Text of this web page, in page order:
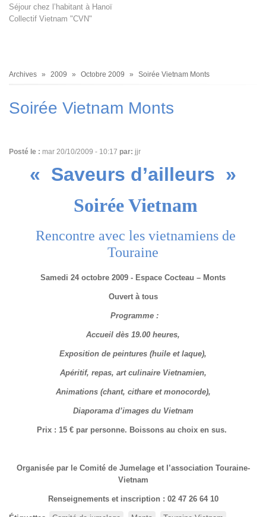
Séjour chez l’habitant à Hanoï
Collectif Vietnam "CVN"
Fil
Archives 2009 Octobre 2009 Soirée Vietnam Monts
Soirée Vietnam Monts
Posté le : mar 20/10/2009 - 10:17 par: jjr
« Saveurs d’ailleurs »
Soirée Vietnam
Rencontre avec les vietnamiens de
Touraine
Samedi 24 octobre 2009 - Espace Cocteau – Monts
Ouvert à tous
Programme :
Accueil dès 19.00 heures,
Exposition de peintures (huile et laque),
Apéritif, repas, art culinaire Vietnamien,
Animations (chant, cithare et monocorde),
Diaporama d’images du Vietnam
Prix : 15 € par personne. Boissons au choix en sus.
Organisée par le Comité de Jumelage et l’association Touraine-
Vietnam
Renseignements et inscription : 02 47 26 64 10